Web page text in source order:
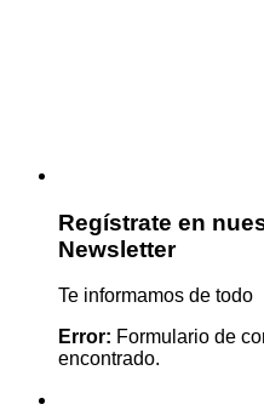
Regístrate en
Newsletter
Te informamos de todo
Error: Formulario de
encontrado.